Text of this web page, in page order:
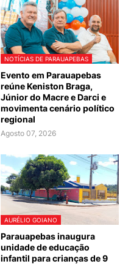
NOTÍCIAS DE PARAUAPEBAS
Evento em Parauapebas
reúne Keniston Braga,
Júnior do Macre e Darci e
movimenta cenário político
regional
Agosto 07, 2026
AURÉLIO GOIANO
Parauapebas inaugura
unidade de educação
infantil para crianças de 9